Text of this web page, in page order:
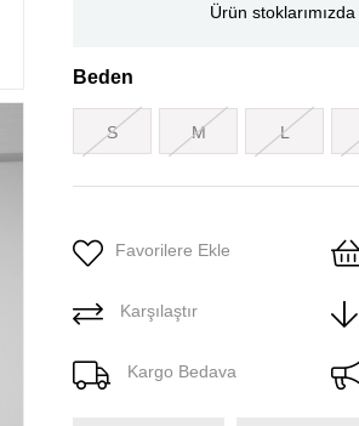
Ürün stoklarımızda
Beden
S M L
Favorilere Ekle
Karşılaştır
Kargo Bedava